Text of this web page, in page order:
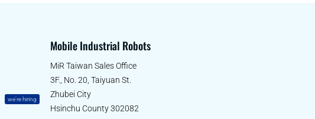
we're hiring
Mobile Industrial Robots
MiR Taiwan Sales Office
3F., No. 20, Taiyuan St.
Zhubei City
Hsinchu County 302082